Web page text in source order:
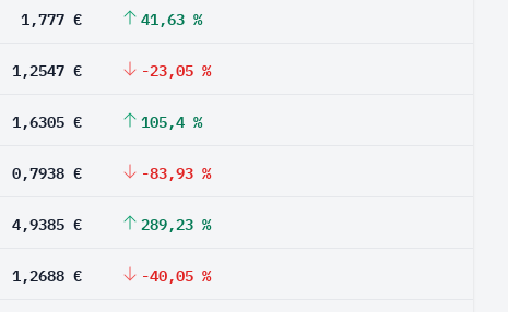
1,777 € 41,63 %
1,2547 € -23,05 %
1,6305 € 105,4 %
0,7938 € -83,93 %
4,9385 € 289,23 %
1,2688 € -40,05 %